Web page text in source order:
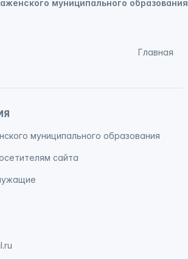
Главная
муниципального образования
сайта